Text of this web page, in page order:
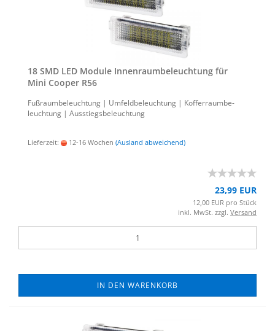
18 SMD LED Mo­du­le In­nen­raum­be­leuch­tung für
Mini Co­oper R56
Fuß­raum­be­leuch­tung | Um­feld­be­leuch­tung | Kof­fer­raum­be­
leuch­tung | Aus­stiegs­be­leuch­tung
Lieferzeit: 12-16 Wochen (Ausland abweichend)
23,99 EUR
12,00 EUR pro Stück
inkl. MwSt. zzgl. Versand
IN DEN WARENKORB